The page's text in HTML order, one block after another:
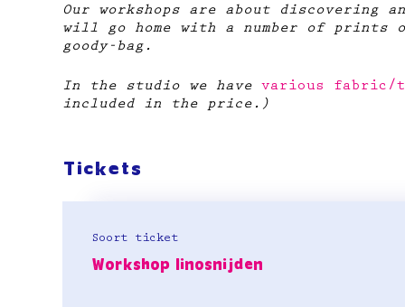
Our workshops are about discovering
will go home with a number of prints
goody-bag.
In the studio we havevarious fabric/
included in the price.)
Tickets
Soort ticket
Workshop linosnijden